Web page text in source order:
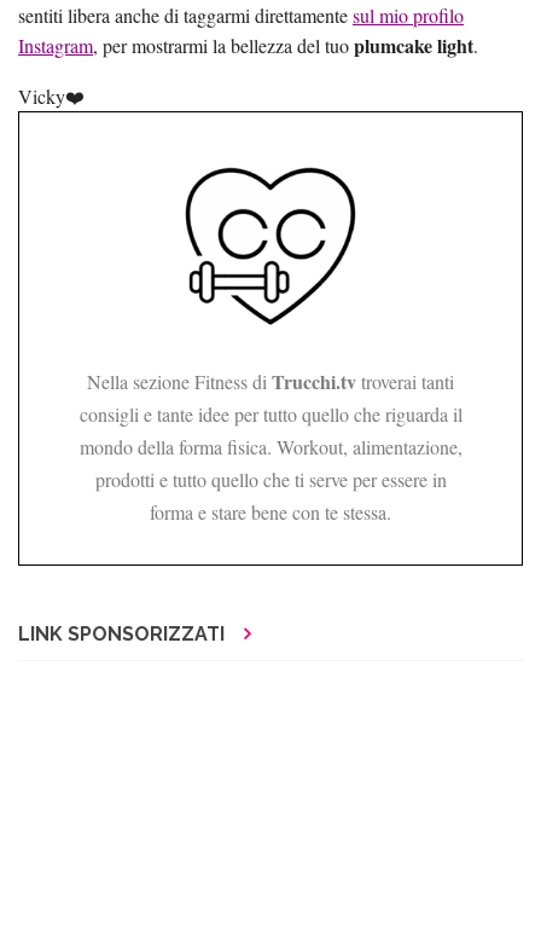
sentiti libera anche di taggarmi direttamentesul mio profilo
Instagram, per mostrarmi la bellezza del tuoplumcake light.
Vicky❤️
Nella sezione Fitness diTrucchi.tvtroverai tanti
consigli e tante idee per tutto quello che riguarda il
mondo della forma fisica. Workout, alimentazione,
prodotti e tutto quello che ti serve per essere in
forma e stare bene con te stessa.
LINK SPONSORIZZATI